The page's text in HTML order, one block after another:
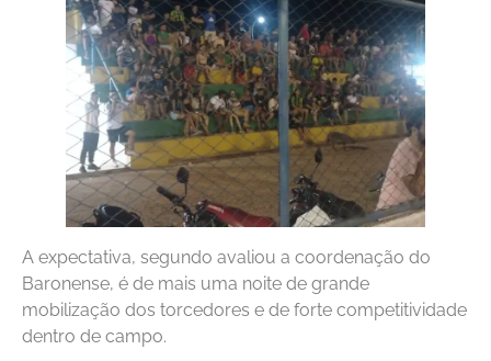
A expectativa, segundo avaliou a coordenação do
Baronense, é de mais uma noite de grande
mobilização dos torcedores e de forte competitividade
dentro de campo.